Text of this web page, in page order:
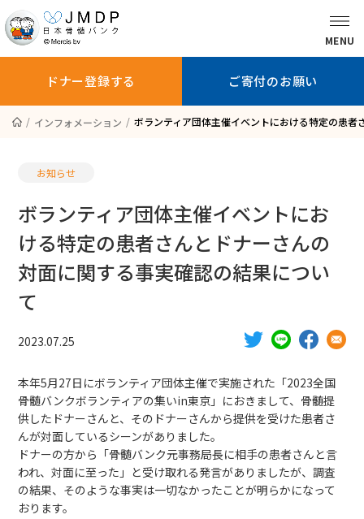
MENU
ドナー登録する ご寄付のお願い
ついて知る
ドナー登録する ご寄付のお願い
医師の方へ
ボランティア活動
法人情報
インフォメーション
インフォメーション ボランティア団体主催イベントにおける特定の患
お知らせ
ボランティア団体主催イベントにお
ける特定の患者さんとドナーさんの
対面に関する事実確認の結果につい
て
2023.07.25
本年5月27日にボランティア団体主催で実施された「2023全国
骨髄バンクボランティアの集いin東京」におきまして、骨髄提
供したドナーさんと、そのドナーさんから提供を受けた患者さ
んが対面しているシーンがありました。
ドナーの方から「骨髄バンク元事務局長に相手の患者さんと言
われ、対面に至った」と受け取れる発言がありましたが、調査
の結果、そのような事実は一切なかったことが明らかになって
おります。